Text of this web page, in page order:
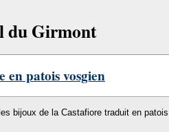
du Girmont
patois vosgien
bijoux de la Castafiore traduit en